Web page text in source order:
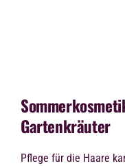
Gartenkräuter
Pflege für die Haare